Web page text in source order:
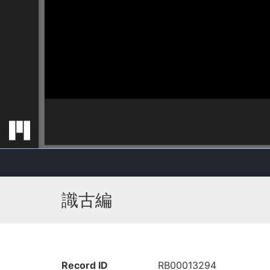
識古編
Record ID RB00013294